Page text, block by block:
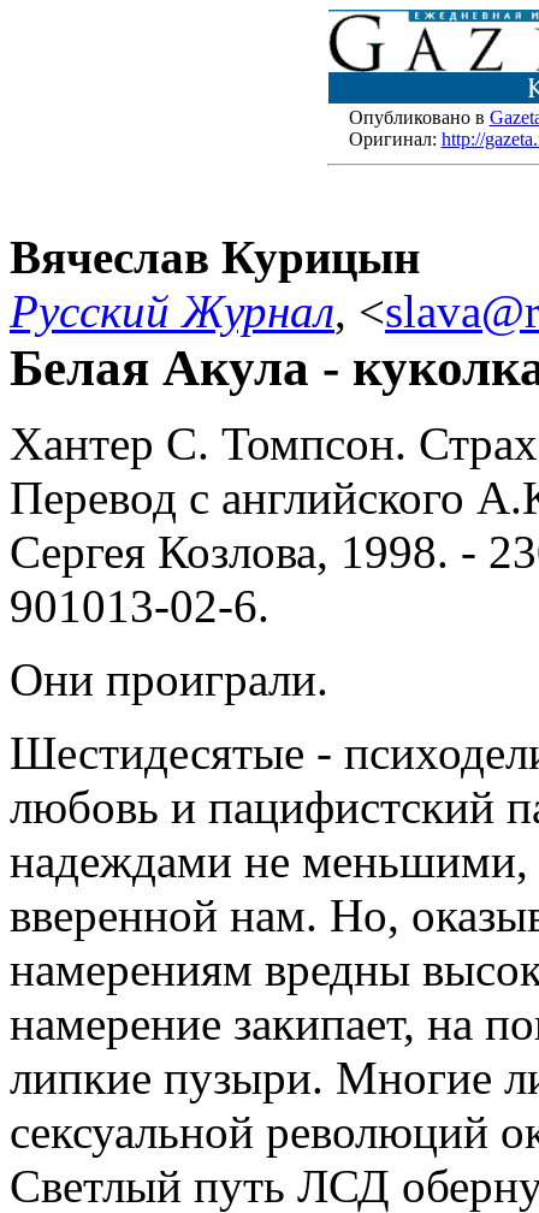
Опубликовано в
Оригинал: http://
Вячеслав Курицын
Русский Журнал, <
Белая Акула -
Хантер С. Томпсон.
Перевод с английского
Сергея Козлова, 1998. -
901013-02-6.
Они проиграли.
Шестидесятые -
любовь и пацифистский
надеждами не меньшими,
вверенной нам. Но,
намерениям вредны
намерение закипает, на
липкие пузыри. Многие
сексуальной революций
Светлый путь ЛСД